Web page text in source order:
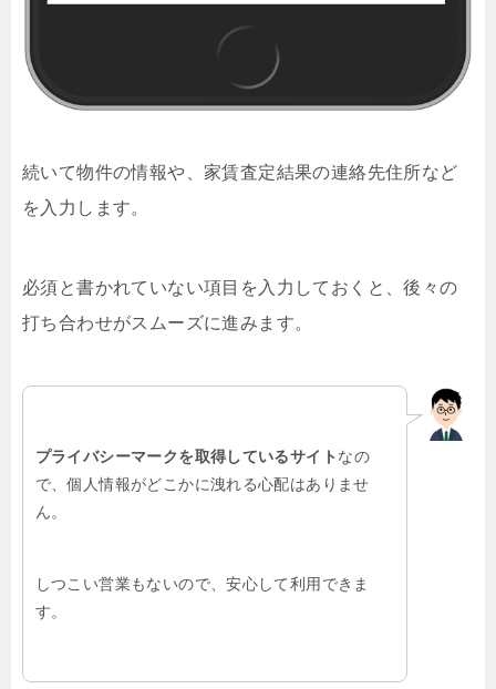
続いて物件の情報や、家賃査定結果の連絡先住所など
を入力します。
必須と書かれていない項目を入力しておくと、後々の
打ち合わせがスムーズに進みます。
プライバシーマークを取得しているサイト なの
で、個人情報がどこかに洩れる心配はありませ
ん。
しつこい営業もないので、安心して利用できま
す。